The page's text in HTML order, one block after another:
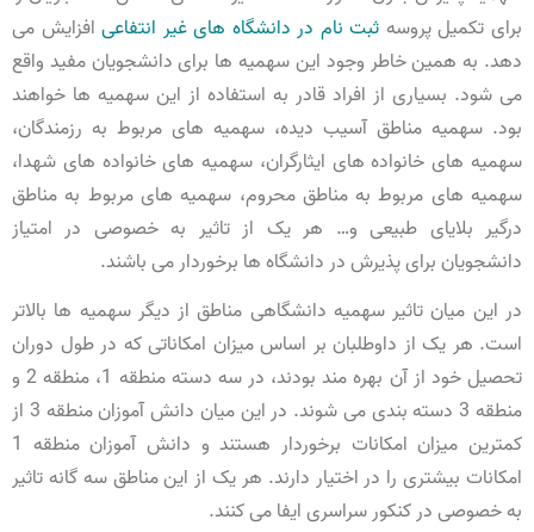
برای تکمیل پروسه ثبت نام در دانشگاه های غیر انتفاعیافزایش می
دهد. به همین خاطر وجود این سهمیه ها برای دانشجویان مفید واقع
می شود. بسیاری از افراد قادر به استفاده از این سهمیه ها خواهند
بود. سهمیه مناطق آسیب دیده، سهمیه های مربوط به رزمندگان،
سهمیه های خانواده های ایثارگران، سهمیه های خانواده های شهدا،
سهمیه های مربوط به مناطق محروم، سهمیه های مربوط به مناطق
درگیر بلایای طبیعی و… هر یک از تاثیر به خصوصی در امتیاز
دانشجویان برای پذیرش در دانشگاه ها برخوردار می باشند.
در این میان تاثیر سهمیه دانشگاهی مناطق از دیگر سهمیه ها بالاتر
است. هر یک از داوطلبان بر اساس میزان امکاناتی که در طول دوران
تحصیل خود از آن بهره مند بودند، در سه دسته منطقه 1، منطقه 2 و
منطقه 3 دسته بندی می شوند. در این میان دانش آموزان منطقه 3 از
کمترین میزان امکانات برخوردار هستند و دانش آموزان منطقه 1
امکانات بیشتری را در اختیار دارند. هر یک از این مناطق سه گانه تاثیر
به خصوصی در کنکور سراسری ایفا می کنند.